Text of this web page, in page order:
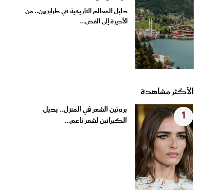
دليل المعالم التاريخية في طرابزون.. من
الأديرة إلى القص...
الأكثر مشاهدة
1
بروتين الشعر في المنزل.. بديل
الكيراتين لشعر ناعم...